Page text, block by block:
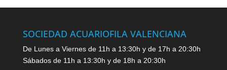
SOCIEDAD ACUARIOFILA VALENCIANA
De Lunes a Viernes de 11h a 13:30h y de 17h a 20:30h
Sábados de 11h a 13:30h y de 18h a 20:30h